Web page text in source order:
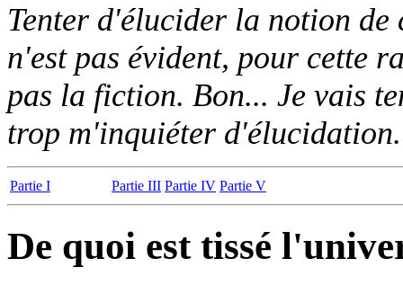
Tenter d'élucider la notion
n'est pas évident, pour cette
pas la fiction. Bon... Je vais
trop m'inquiéter
Partie I Partie III Partie IV Partie V
De quoi est tissé